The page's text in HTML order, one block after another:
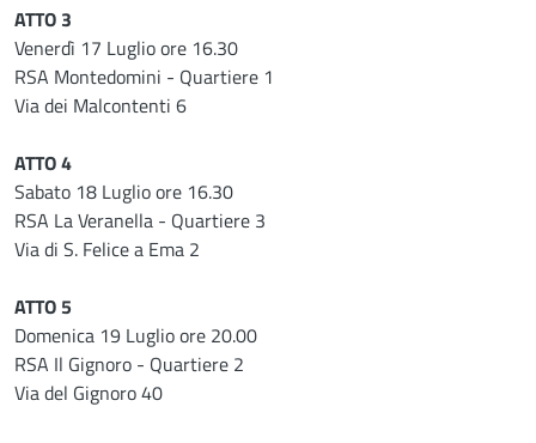
ATTO 3
Venerdì 17 Luglio ore 16.30
RSA Montedomini - Quartiere 1
Via dei Malcontenti 6
ATTO 4
Sabato 18 Luglio ore 16.30
RSA La Veranella - Quartiere 3
Via di S. Felice a Ema 2
ATTO 5
Domenica 19 Luglio ore 20.00
RSA Il Gignoro - Quartiere 2
Via del Gignoro 40